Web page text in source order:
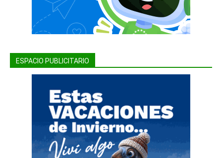
ESPACIO PUBLICITARIO